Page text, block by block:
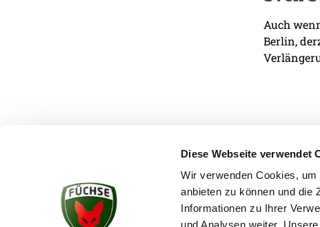
Diese Webseite verwendet
Wir verwenden Cookies,
anbieten zu können und die
Informationen zu Ihrer
Auch
Berlin,
KONTAKT